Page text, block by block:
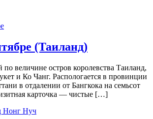
(Таиланд)
по величине остров королевства Таиланд,
и Ко Чанг. Распологается в провинции
в отдалении от Бангкока на семьсот
карточка — чистые […]